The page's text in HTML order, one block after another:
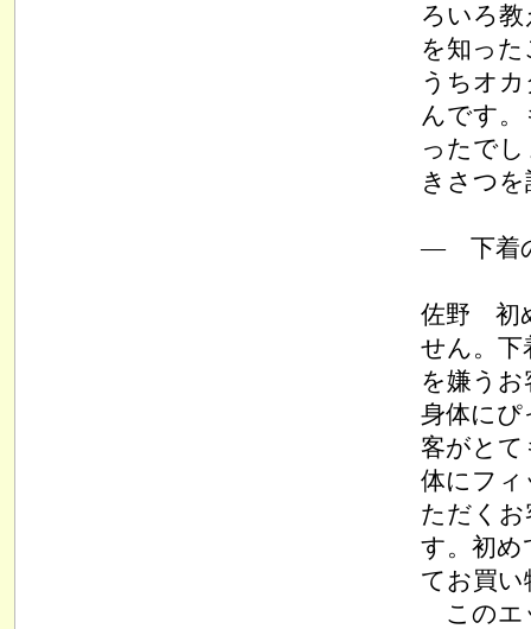
ろいろ
を知っ
うちオ
んです
ったで
きさつ
― 下着の
佐野 初
せん。下
を嫌う
身体に
客がとて
体にフィ
ただく
す。初め
てお買
このエ